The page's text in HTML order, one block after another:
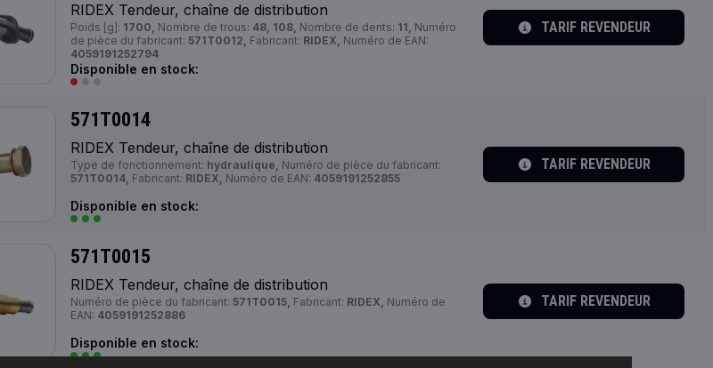
RIDEX Tendeur, chaîne de distribution
Poids [g]: 1700, Nombre de trous: 48, 108, Nombre de dents: 11, Numéro
de pièce du fabricant: 571T0012, Fabricant: RIDEX, Numéro de EAN:
4059191252794
Disponible en stock:
TARIF REVENDEUR
571T0014
RIDEX Tendeur, chaîne de distribution
Type de fonctionnement: hydraulique, Numéro de pièce du fabricant:
571T0014, Fabricant: RIDEX, Numéro de EAN: 4059191252855
Disponible en stock:
TARIF REVENDEUR
571T0015
RIDEX Tendeur, chaîne de distribution
Numéro de pièce du fabricant: 571T0015, Fabricant: RIDEX, Numéro de
EAN: 4059191252886
Disponible en stock:
TARIF REVENDEUR